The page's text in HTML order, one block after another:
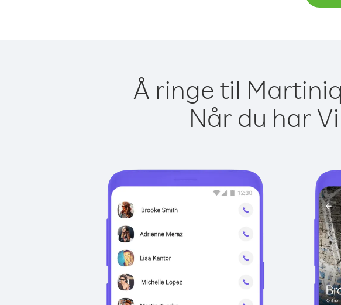
Å ringe til
Når du har